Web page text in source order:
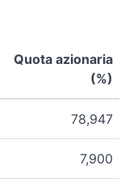
Quota azionaria
(%)
78,947
7,900